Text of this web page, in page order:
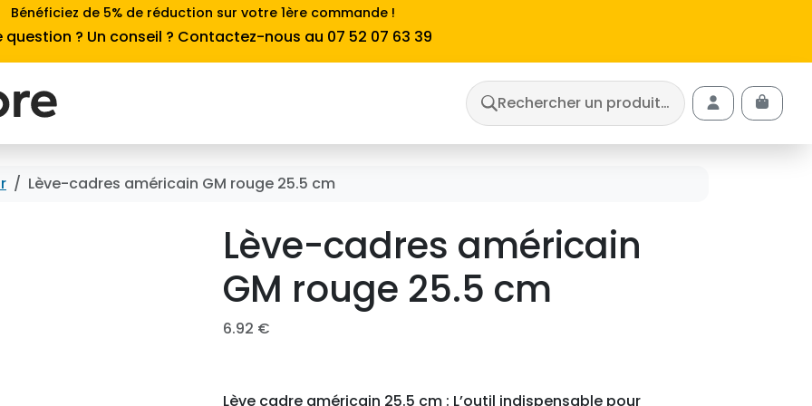
Bénéficiez de 5% de réduction sur votre 1ère commande !
question ? Un conseil ? Contactez-nous au 07 52 07 63 39
Rechercher un produit…
Account
Cart
Lève-cadres américain GM rouge 25.5 cm
Lève-cadres américain
GM rouge 25.5 cm
6.92 €
Lève cadre américain 25.5 cm : L’outil indispensable pour